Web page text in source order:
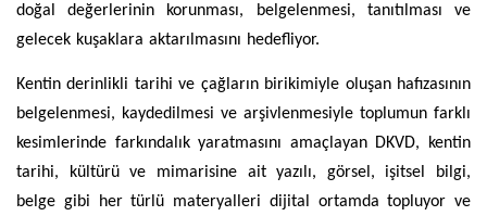
doğal değerlerinin korunması, belgelenmesi, tanıt ılması ve
gelecek kuşaklara aktarılmasını hedefliyor.
Kentin derinlikli tarihi ve çağların birikimiyle oluşan hafızasının
belgelenmesi, kaydedilmesi ve arşivlenmesiyle toplumun farklı
kesimlerinde farkındalık yaratmasını amaçlayan DKVD, kentin
tarihi, kültürü ve mimarisine ait yazılı, görsel, işitsel bilgi,
belge gibi her türlü materyalleri dijital ortamda topluyor ve